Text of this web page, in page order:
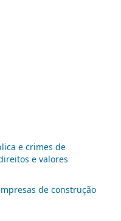
e crimes de
e valores
de construção